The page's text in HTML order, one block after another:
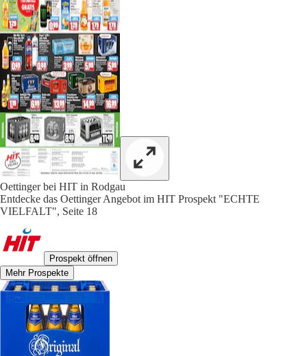
Oettinger bei HIT in Rodgau
Entdecke das Oettinger Angebot im HIT Prospekt "ECHTE
VIELFALT", Seite 18
Prospekt öffnen
Mehr Prospekte